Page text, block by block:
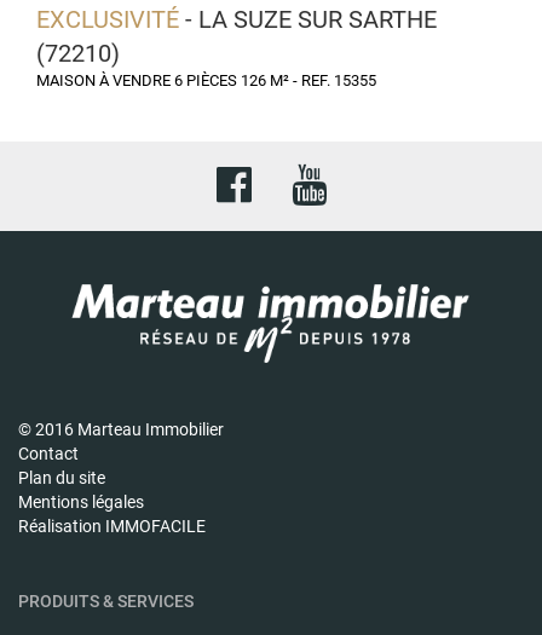
EXCLUSIVITÉ - LA SUZE SUR SARTHE
(72210)
MAISON À VENDRE 6 PIÈCES 126 M² - REF. 15355
© 2016 Marteau Immobilier
Contact
Plan du site
Mentions légales
Réalisation IMMOFACILE
PRODUITS & SERVICES